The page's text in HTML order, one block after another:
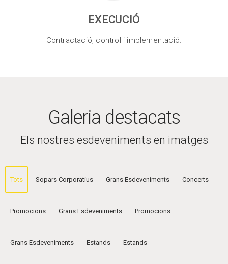
EXECUCIÓ
Contractació, control i implementació.
Galeria destacats
Els nostres esdeveniments en imatges
Tots Sopars Corporatius Grans Esdeveniments Concerts
Promocions Grans Esdeveniments Promocions
Grans Esdeveniments Estands Estands